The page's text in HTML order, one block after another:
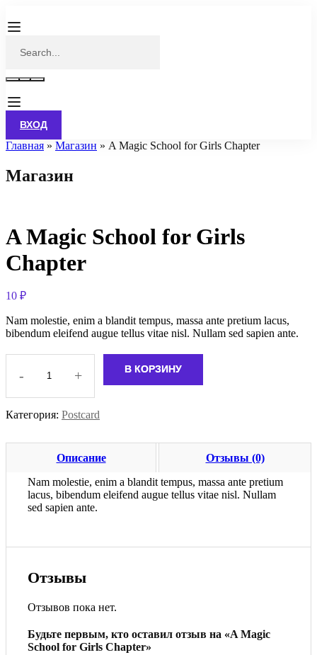
ВХОД
Главная » Магазин » A Magic School for Girls Chapter
Магазин
A Magic School for Girls
Chapter
10 ₽
Nam molestie, enim a blandit tempus, massa ante pretium lacus,
bibendum eleifend augue tellus vitae nisl. Nullam sed sapien ante.
-
Количество
Magic
for
Girls
+ В КОРЗИНУ
Категория: Postcard
Описание
Отзывы (0)
Nam molestie, enim a blandit tempus, massa ante pretium
lacus, bibendum eleifend augue tellus vitae nisl. Nullam
sed sapien ante.
Отзывы
Отзывов пока нет.
Будьте первым, кто оставил отзыв на «A Magic
School for Girls Chapter»